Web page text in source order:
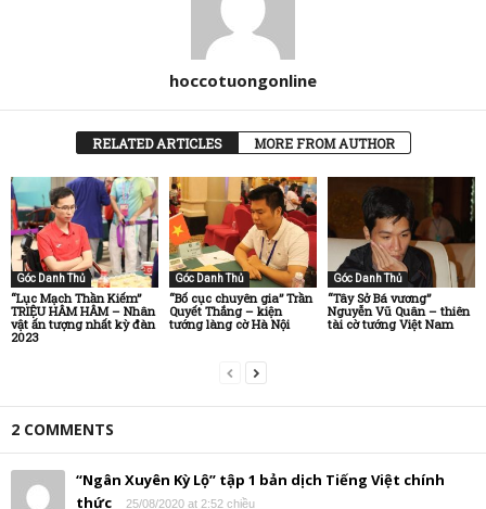
hoccotuongonline
RELATED ARTICLES MORE FROM AUTHOR
Góc Danh Thủ
“Lục Mạch Thần Kiếm”
TRIỆU HÂM HÂM – Nhân
vật ấn tượng nhất kỳ đàn
2023
Góc Danh Thủ
“Bố cục chuyên gia” Trần
Quyết Thắng – kiện
tướng làng cờ Hà Nội
Góc Danh Thủ
“Tây Sở Bá vương”
Nguyễn Vũ Quân – thiên
tài cờ tướng Việt Nam
2 COMMENTS
“Ngân Xuyên Kỳ Lộ” tập 1 bản dịch Tiếng Việt chính
thức
25/08/2020 at 2:52 chiều